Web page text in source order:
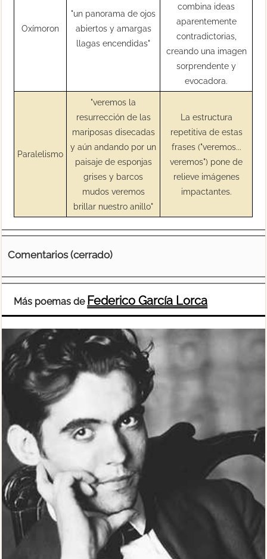
Oxímoron
"un panorama de ojos
abiertos y amargas
llagas encendidas"
combina ideas
aparentemente
contradictorias,
creando una imagen
sorprendente y
evocadora.
Paralelismo
"veremos la
resurrección de las
mariposas disecadas
y aún andando por un
paisaje de esponjas
grises y barcos
mudos veremos
brillar nuestro anillo"
La estructura
repetitiva de estas
frases ("veremos...
veremos") pone de
relieve imágenes
impactantes.
Comentarios (cerrado)
Más poemas de Federico García Lorca